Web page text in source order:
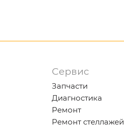
Сервис
Запчасти
Диагностика
Ремонт
Ремонт стеллажей